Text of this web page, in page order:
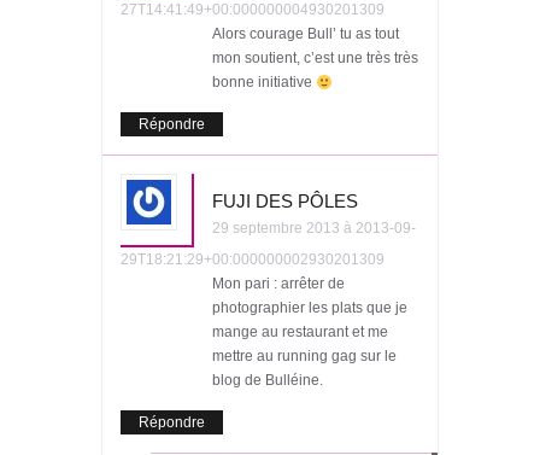
27T14:41:49+00:000000004930201309
Alors courage Bull’ tu as tout
mon soutient, c’est une très très
bonne initiative
Répondre
FUJI DES PÔLES
29 septembre 2013 à 2013-09-
29T18:21:29+00:000000002930201309
Mon pari : arrêter de
photographier les plats que je
mange au restaurant et me
mettre au running gag sur le
blog de Bulléine.
Répondre